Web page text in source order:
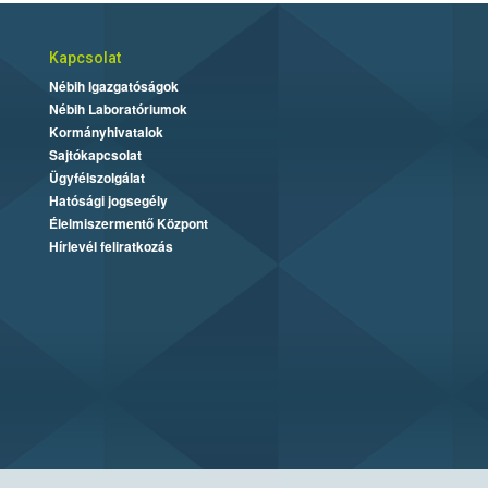
Kapcsolat
Nébih Igazgatóságok
Nébih Laboratóriumok
Kormányhivatalok
Sajtókapcsolat
Ügyfélszolgálat
Hatósági jogsegély
Élelmiszermentő Központ
Hírlevél feliratkozás